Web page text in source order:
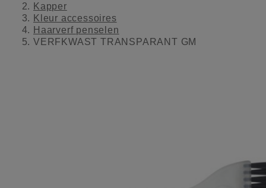
Kapper
Kleur accessoires
Haarverf penselen
VERFKWAST TRANSPARANT GM